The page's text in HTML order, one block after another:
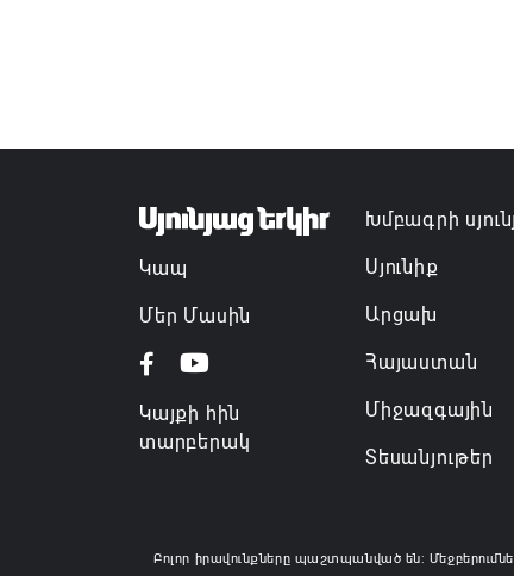
Կապ
Մեր Մասին
Կայքի հին
տարբերակ
Խմբագրի
Սյունիք
Արցախ
Հայաստան
Միջազգային
Տեսանյութեր
Բոլոր իրավունքները պաշտպանված են: